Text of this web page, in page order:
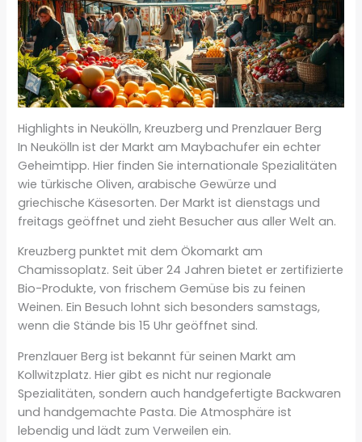
Highlights in Neukölln, Kreuzberg und Prenzlauer Berg
In Neukölln ist der Markt am Maybachufer ein echter
Geheimtipp. Hier finden Sie internationale Spezialitäten
wie türkische Oliven, arabische Gewürze und
griechische Käsesorten. Der Markt ist dienstags und
freitags geöffnet und zieht Besucher aus aller Welt an.
Kreuzberg punktet mit dem Ökomarkt am
Chamissoplatz. Seit über 24 Jahren bietet er zertifizierte
Bio-Produkte, von frischem Gemüse bis zu feinen
Weinen. Ein Besuch lohnt sich besonders samstags,
wenn die Stände bis 15 Uhr geöffnet sind.
Prenzlauer Berg ist bekannt für seinen Markt am
Kollwitzplatz. Hier gibt es nicht nur regionale
Spezialitäten, sondern auch handgefertigte Backwaren
und handgemachte Pasta. Die Atmosphäre ist
lebendig und lädt zum Verweilen ein.